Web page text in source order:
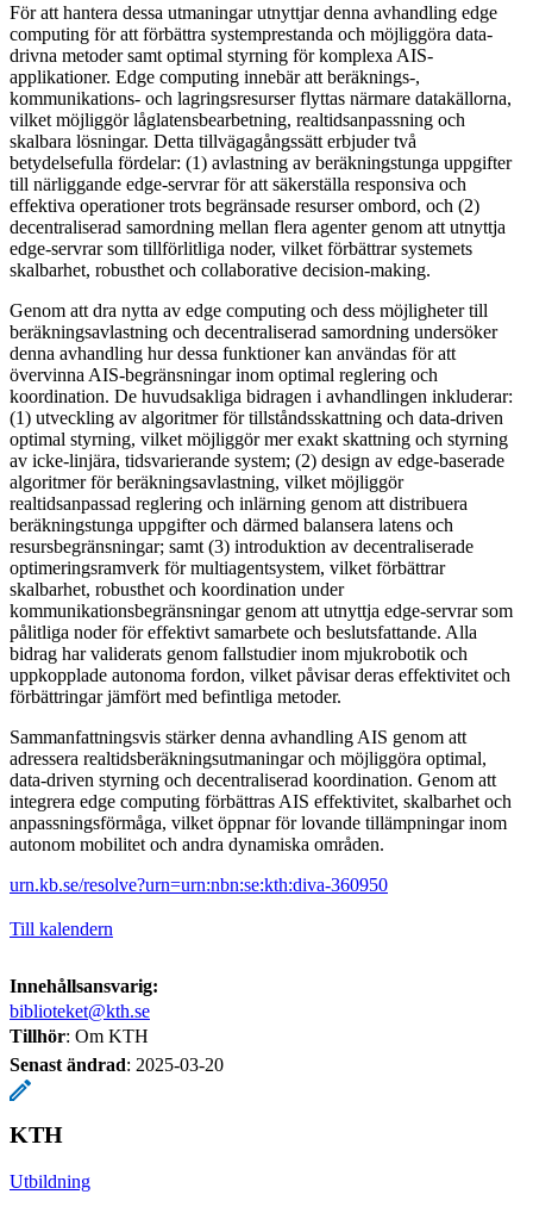
För att hantera dessa utmaningar utnyttjar denna avhandling edge
computing för att förbättra systemprestanda och möjliggöra data-
drivna metoder samt optimal styrning för komplexa AIS-
applikationer. Edge computing innebär att beräknings-,
kommunikations- och lagringsresurser flyttas närmare datakällorna,
vilket möjliggör låglatensbearbetning, realtidsanpassning och
skalbara lösningar. Detta tillvägagångssätt erbjuder två
betydelsefulla fördelar: (1) avlastning av beräkningstunga uppgifter
till närliggande edge-servrar för att säkerställa responsiva och
effektiva operationer trots begränsade resurser ombord, och (2)
decentraliserad samordning mellan flera agenter genom att utnyttja
edge-servrar som tillförlitliga noder, vilket förbättrar systemets
skalbarhet, robusthet och collaborative decision-making.
Genom att dra nytta av edge computing och dess möjligheter till
beräkningsavlastning och decentraliserad samordning undersöker
denna avhandling hur dessa funktioner kan användas för att
övervinna AIS-begränsningar inom optimal reglering och
koordination. De huvudsakliga bidragen i avhandlingen inkluderar:
(1) utveckling av algoritmer för tillståndsskattning och data-driven
optimal styrning, vilket möjliggör mer exakt skattning och styrning
av icke-linjära, tidsvarierande system; (2) design av edge-baserade
algoritmer för beräkningsavlastning, vilket möjliggör
realtidsanpassad reglering och inlärning genom att distribuera
beräkningstunga uppgifter och därmed balansera latens och
resursbegränsningar; samt (3) introduktion av decentraliserade
optimeringsramverk för multiagentsystem, vilket förbättrar
skalbarhet, robusthet och koordination under
kommunikationsbegränsningar genom att utnyttja edge-servrar som
pålitliga noder för effektivt samarbete och beslutsfattande. Alla
bidrag har validerats genom fallstudier inom mjukrobotik och
uppkopplade autonoma fordon, vilket påvisar deras effektivitet och
förbättringar jämfört med befintliga metoder.
Sammanfattningsvis stärker denna avhandling AIS genom att
adressera realtidsberäkningsutmaningar och möjliggöra optimal,
data-driven styrning och decentraliserad koordination. Genom att
integrera edge computing förbättras AIS effektivitet, skalbarhet och
anpassningsförmåga, vilket öppnar för lovande tillämpningar inom
autonom mobilitet och andra dynamiska områden.
urn.kb.se/resolve?urn=urn:nbn:se:kth:diva-360950
Till kalendern
Innehållsansvarig:
biblioteket@kth.se
Tillhör: Om KTH
Senast ändrad: 2025-03-20
KTH
Utbildning